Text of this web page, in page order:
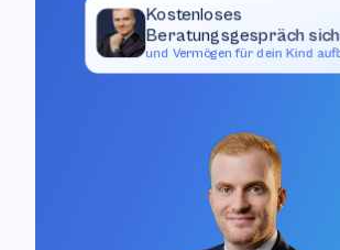
Kostenloses
Beratungsgespräch
und Vermögen für dein Kind